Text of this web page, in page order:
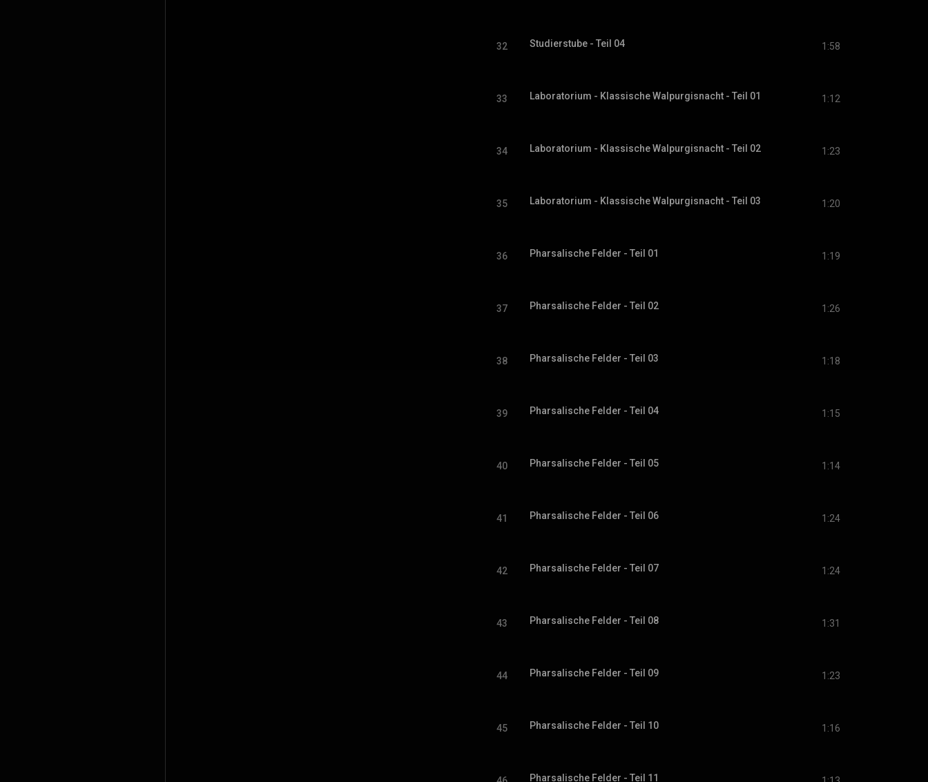
32 Studierstube - Teil 04 1:58
33 Laboratorium - Klassische Walpurgisnacht - Teil 01 1:12
34 Laboratorium - Klassische Walpurgisnacht - Teil 02 1:23
35 Laboratorium - Klassische Walpurgisnacht - Teil 03 1:20
36 Pharsalische Felder - Teil 01 1:19
37 Pharsalische Felder - Teil 02 1:26
38 Pharsalische Felder - Teil 03 1:18
39 Pharsalische Felder - Teil 04 1:15
40 Pharsalische Felder - Teil 05 1:14
41 Pharsalische Felder - Teil 06 1:24
42 Pharsalische Felder - Teil 07 1:24
43 Pharsalische Felder - Teil 08 1:31
44 Pharsalische Felder - Teil 09 1:23
45 Pharsalische Felder - Teil 10 1:16
Pharsalische Felder - Teil 11